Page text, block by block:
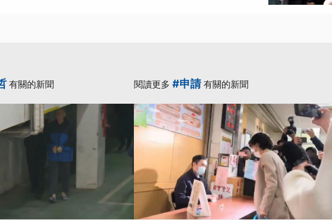
有關的新聞 閱讀更多 #申請有關的新聞